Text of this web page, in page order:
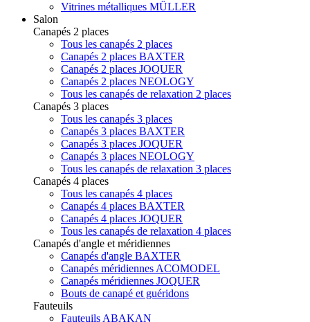
Vitrines métalliques MÜLLER
Salon
Canapés 2 places
Tous les canapés 2 places
Canapés 2 places BAXTER
Canapés 2 places JOQUER
Canapés 2 places NEOLOGY
Tous les canapés de relaxation 2 places
Canapés 3 places
Tous les canapés 3 places
Canapés 3 places BAXTER
Canapés 3 places JOQUER
Canapés 3 places NEOLOGY
Tous les canapés de relaxation 3 places
Canapés 4 places
Tous les canapés 4 places
Canapés 4 places BAXTER
Canapés 4 places JOQUER
Tous les canapés de relaxation 4 places
Canapés d'angle et méridiennes
Canapés d'angle BAXTER
Canapés méridiennes ACOMODEL
Canapés méridiennes JOQUER
Bouts de canapé et guéridons
Fauteuils
Fauteuils ABAKAN